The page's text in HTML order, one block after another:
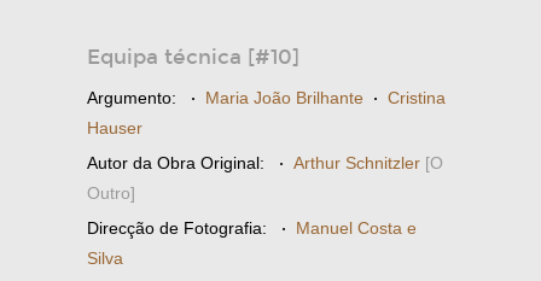
Equipa técnica [#10]
Argumento: · Maria João Brilhante · Cristina
Hauser
Autor da Obra Original: · Arthur Schnitzler [O
Outro]
Direcção de Fotografia: · Manuel Costa e
Silva